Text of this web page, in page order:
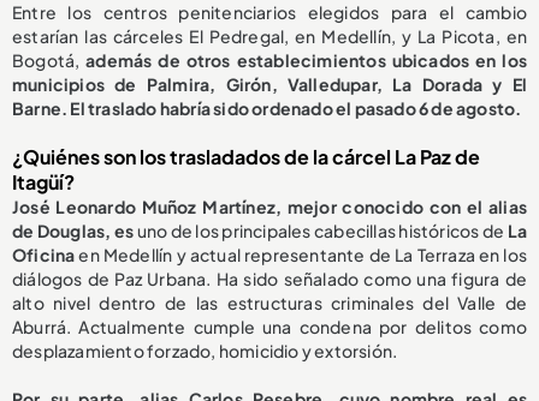
Entre los centros penitenciarios elegidos para el cambio
estarían las cárceles El Pedregal, en Medellín, y La Picota, en
Bogotá,además de otros establecimientos ubicados en los
municipios de Palmira, Girón, Valledupar, La Dorada y El
Barne. El traslado habría sido ordenado el pasado 6 de agosto.
¿Quiénes son los trasladados de la cárcel La Paz de
Itagüí?
José Leonardo Muñoz Martínez, mejor conocido con el alias
de Douglas, esuno de los principales cabecillas históricos de La
Oficinaen Medellín y actual representante de La Terraza en los
diálogos de Paz Urbana. Ha sido señalado como una figura de
alto nivel dentro de las estructuras criminales del Valle de
Aburrá. Actualmente cumple una condena por delitos como
desplazamiento forzado, homicidio y extorsión.